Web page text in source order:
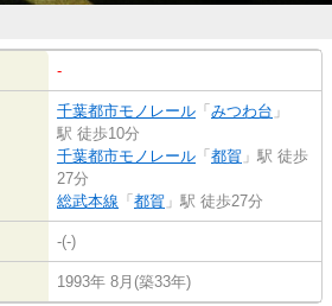
-
千葉都市モノレール 「 みつわ台 」
駅 徒歩10分
千葉都市モノレール 「 都賀 」駅 徒歩
27分
総武本線 「 都賀 」駅 徒歩27分
-(-)
1993年 8月(築33年)